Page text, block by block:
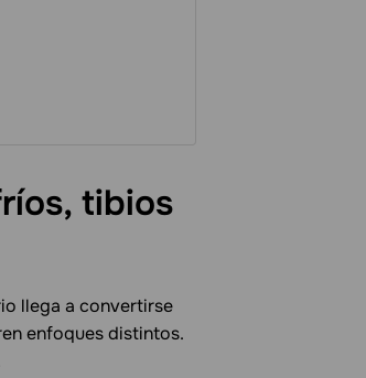
tibios
llega a convertirse
enfoques distintos.